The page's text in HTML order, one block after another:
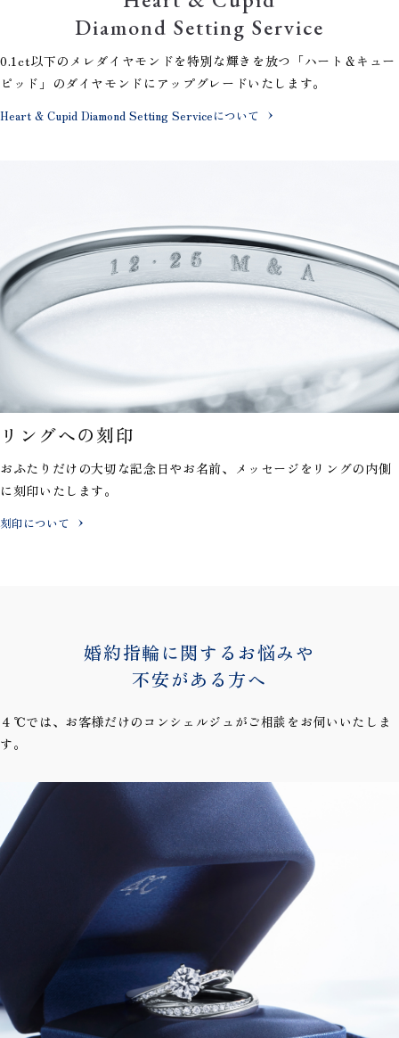
Diamond Setting Service
0.1ct以下のメレダイヤモンドを特別な輝きを放つ「ハート＆キュー
ピッド」のダイヤモンドにアップグレードいたします。
Heart & Cupid Diamond Setting Serviceについて
リングへの刻印
おふたりだけの大切な記念日やお名前、メッセージを リングの内側
に刻印いたします。
刻印について
婚約指輪に関するお悩みや
不安がある方へ
４℃では、お客様だけのコンシェルジュがご相談をお伺いいたしま
す。